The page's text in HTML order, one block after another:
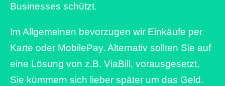
Businesses schützt.
Im Allgemeinen bevorzugen wir Einkäufe per
Karte oder MobilePay. Alternativ sollten Sie auf
eine Lösung von z.B. ViaBill, vorausgesetzt,
Sie kümmern sich lieber später um das Geld.